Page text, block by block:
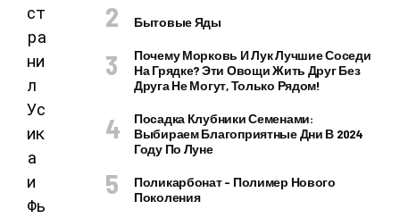
Бытовые Яды
Почему Морковь И Лук Лучшие Соседи
На Грядке? Эти Овощи Жить Друг Без
Друга Не Могут, Только Рядом!
Посадка Клубники Семенами:
Выбираем Благоприятные Дни В 2024
Году По Луне
Поликарбонат – Полимер Нового
Поколения